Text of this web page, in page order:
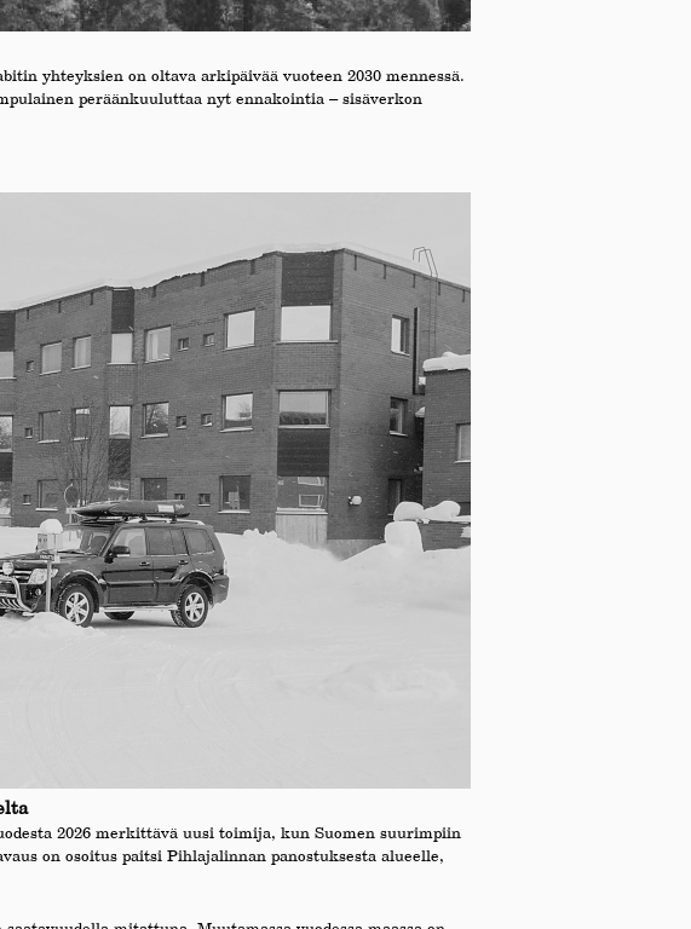
yhteyksien on oltava arkipäivää vuoteen 2030 mennessä.
peräänkuuluttaa nyt ennakointia – sisäverkon
2026 merkittävä uusi toimija, kun Suomen suurimpiin
on osoitus paitsi Pihlajalinnan panostuksesta alueelle,